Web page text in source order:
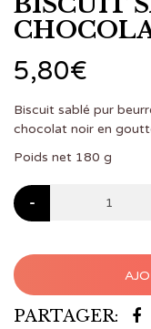
5,80€
Biscuit sablé pur
chocolat noir en
Poids net 180 g
-
PARTAGER: